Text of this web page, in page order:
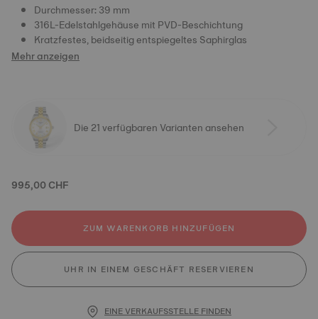
Durchmesser: 39 mm
316L-Edelstahlgehäuse mit PVD-Beschichtung
Kratzfestes, beidseitig entspiegeltes Saphirglas
Mehr anzeigen
Die 21 verfügbaren Varianten ansehen
995,00 CHF
ZUM WARENKORB HINZUFÜGEN
UHR IN EINEM GESCHÄFT RESERVIEREN
EINE VERKAUFSSTELLE FINDEN